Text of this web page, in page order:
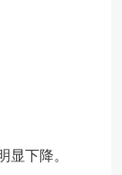
显下降。